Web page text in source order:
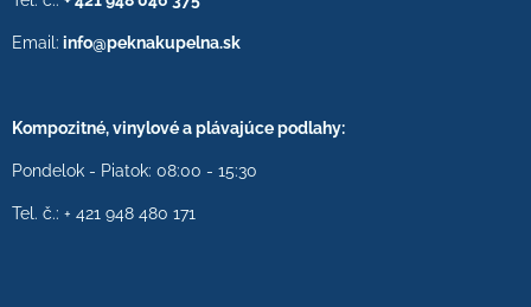
Email: info@peknakupelna.sk
Kompozitné, vinylové a plávajúce podlahy:
Pondelok - Piatok: 08:00 - 15:30
Tel. č.: + 421 948 480 171